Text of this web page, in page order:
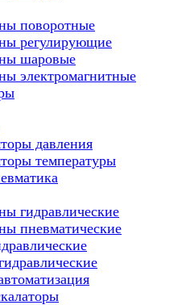
поворотные
регулирующие
шаровые
электромагнитные
давления
температуры
гидравлические
пневматические